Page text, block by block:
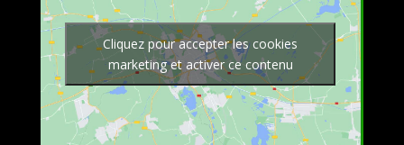
Cliquez pour accepter les cookies
marketing et activer ce contenu